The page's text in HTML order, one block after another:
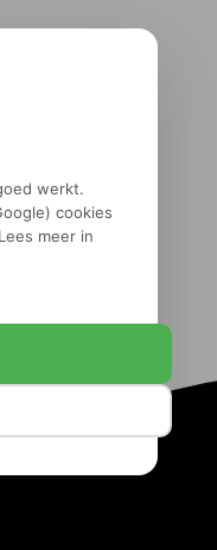
werkt.
cookies
meer in